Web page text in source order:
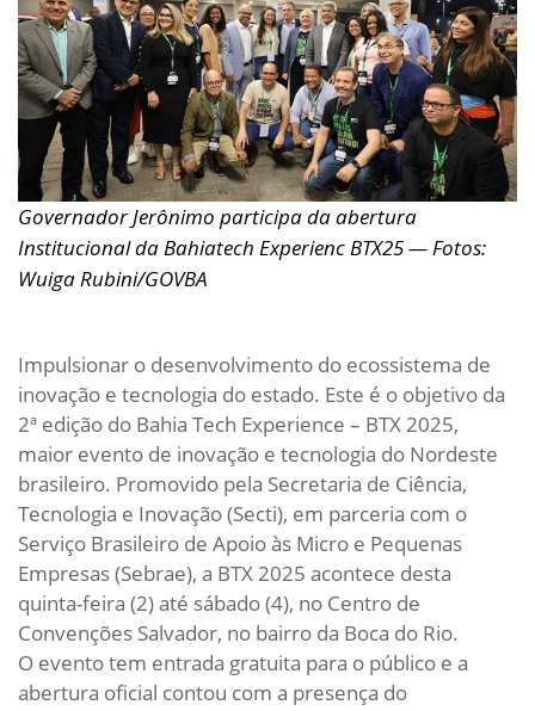
Governador Jerônimo participa da abertura
Institucional da Bahiatech Experienc BTX25 — Fotos:
Wuiga Rubini/GOVBA
Impulsionar o desenvolvimento do ecossistema de
inovação e tecnologia do estado. Este é o objetivo da
2ª edição do Bahia Tech Experience – BTX 2025,
maior evento de inovação e tecnologia do Nordeste
brasileiro. Promovido pela Secretaria de Ciência,
Tecnologia e Inovação (Secti), em parceria com o
Serviço Brasileiro de Apoio às Micro e Pequenas
Empresas (Sebrae), a BTX 2025 acontece desta
quinta-feira (2) até sábado (4), no Centro de
Convenções Salvador, no bairro da Boca do Rio.
O evento tem entrada gratuita para o público e a
abertura oficial contou com a presença do